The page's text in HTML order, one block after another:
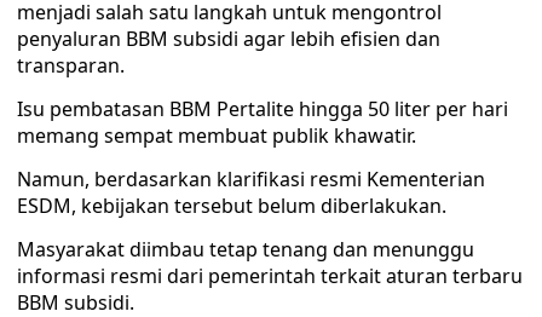
menjadi salah satu langkah untuk mengontrol
penyaluran BBM subsidi agar lebih efisien dan
transparan.
Isu pembatasan BBM Pertalite hingga 50 liter per hari
memang sempat membuat publik khawatir.
Namun, berdasarkan klarifikasi resmi Kementerian
ESDM, kebijakan tersebut belum diberlakukan.
Masyarakat diimbau tetap tenang dan menunggu
informasi resmi dari pemerintah terkait aturan terbaru
BBM subsidi.